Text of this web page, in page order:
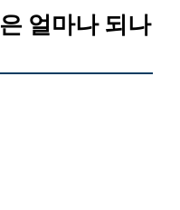
얼마나 되나